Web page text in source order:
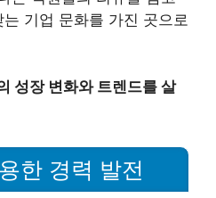
기업 문화를 가진 곳으로
성장 변화와 트렌드를 살
한 경력 발전